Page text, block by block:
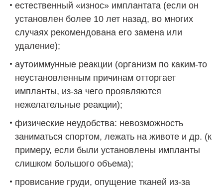
естественный «износ» имплантата (если он
установлен более 10 лет назад, во многих
случаях рекомендована его замена или
удаление);
аутоиммунные реакции (организм по каким-то
неустановленным причинам отторгает
импланты, из-за чего проявляются
нежелательные реакции);
физические неудобства: невозможность
заниматься спортом, лежать на животе и др. (к
примеру, если были установлены импланты
слишком большого объема);
провисание груди, опущение тканей из-за